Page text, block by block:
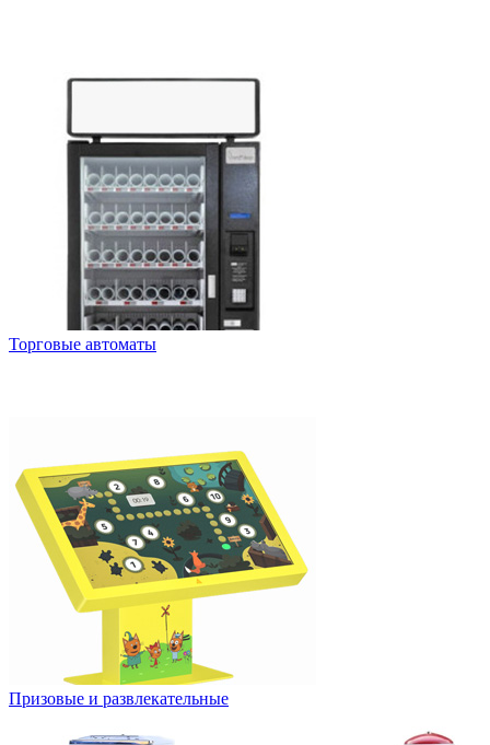
Торговые автоматы
Призовые и развлекательные